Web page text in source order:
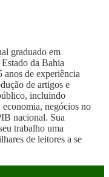
graduado em
da Bahia
de experiência
de artigos e
incluindo
economia, negócios no
nacional. Sua
trabalho uma
de leitores a se